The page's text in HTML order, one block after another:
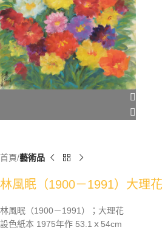
首頁 藝術品
林風眠（1900－1991）大理花
林風眠（1900－1991）；大理花
設色紙本 1975年作 53.1ｘ54cm